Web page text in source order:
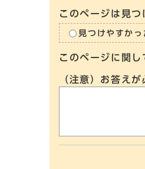
このページは見つ
見つけやすかっ
このページに関し
（注意）お答え